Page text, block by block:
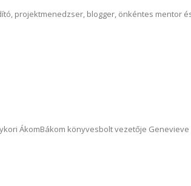
projektmenedzser, blogger, önkéntes mentor
ÁkomBákom könyvesbolt vezetője Genevieve